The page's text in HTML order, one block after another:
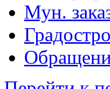
Мун.